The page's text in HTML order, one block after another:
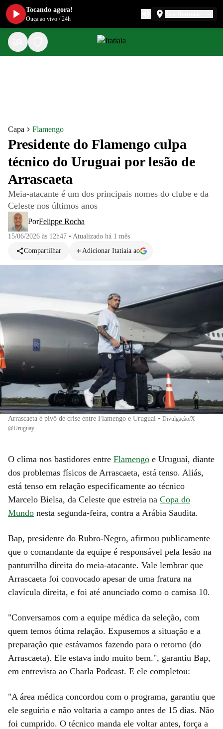
Capa Flamengo
Presidente do Flamengo culpa
técnico do Uruguai por lesão de
Arrascaeta
Meia-atacante é um dos principais nomes do clube e da
Celeste nos últimos anos
PorFelippe Rocha
15/06/2026 às 12h47 • Atualizado há 1 mês
Compartilhar
Adicionar Itatiaia ao
Arrascaeta é pivô de crise entre Flamengo e Uruguai • Divulgação/X
@Uruguay
O clima nos bastidores entre Flamengo e Uruguai, diante
dos problemas físicos de Arrascaeta, está tenso. Aliás,
está tenso em relação especificamente ao técnico
Marcelo Bielsa, da Celeste que estreia na Copa do
Mundo nesta segunda-feira, contra a Arábia Saudita.
Bap, presidente do Rubro-Negro, afirmou publicamente
que o comandante da equipe é responsável pela lesão na
panturrilha direita do meia-atacante. Vale lembrar que
Arrascaeta foi convocado apesar de uma fratura na
clavícula direita, e foi até anunciado como o camisa 10.
"Conversamos com a equipe médica da seleção, com
quem temos ótima relação. Expusemos a situação e a
preparação que estávamos fazendo para o retorno (do
Arrascaeta). Ele estava indo muito bem.", garantiu Bap,
em entrevista ao Charla Podcast. E ele completou:
"A área médica concordou com o programa, garantiu que
ele seguiria e não voltaria a campo antes de 15 dias. Não
foi cumprido. O técnico manda ele voltar antes, força a
Tocando agora!
Ouça ao vivo /24h